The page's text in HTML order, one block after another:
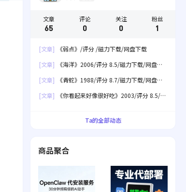
文章
65
评论
0
关注
0
粉丝
1
[文章]
《弱点》/评分 /磁力下载/网盘下载
[文章]
《海洋》2006/评分 8.5/磁力下载/网盘下
[文章]
《青蛇》1988/评分 8.7/磁力下载/网盘下
[文章]
《你看起来好像很好吃》2003/评分 8.5/磁
Ta的全部动态
商品聚合